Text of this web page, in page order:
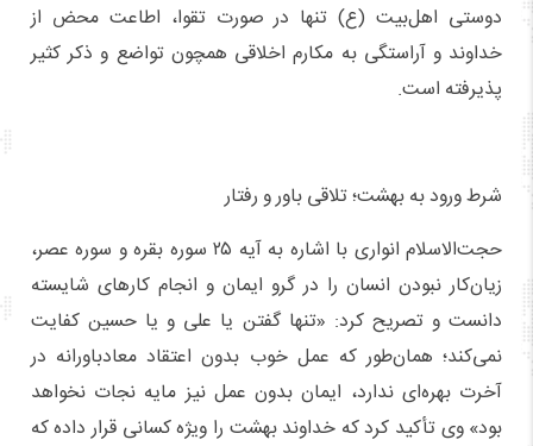
دوستی اهل‌بیت (ع) تنها در صورت تقوا، اطاعت محض از
خداوند و آراستگی به مکارم اخلاقی همچون تواضع و ذکر کثیر
پذیرفته است.
شرط ورود به بهشت؛ تلاقی باور و رفتار
حجت‌الاسلام انواری با اشاره به آیه ۲۵ سوره بقره و سوره عصر،
زیان‌کار نبودن انسان را در گرو ایمان و انجام کارهای شایسته
دانست و تصریح کرد: «تنها گفتن یا علی و یا حسین کفایت
نمی‌کند؛ همان‌طور که عمل خوب بدون اعتقاد معادباورانه در
آخرت بهره‌ای ندارد، ایمان بدون عمل نیز مایه نجات نخواهد
بود» وی تأکید کرد که خداوند بهشت را ویژه کسانی قرار داده که